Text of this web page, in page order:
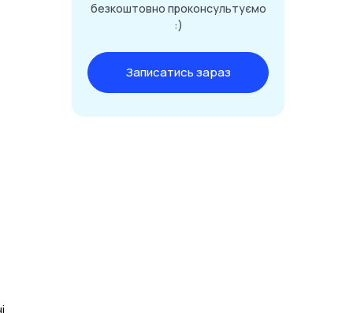
безкоштовно проконсультуємо
:)
Записатись зараз